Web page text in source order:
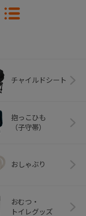
チャイルドシート
抱っこひも
（子守帯）
おしゃぶり
おむつ・
トイレグッズ